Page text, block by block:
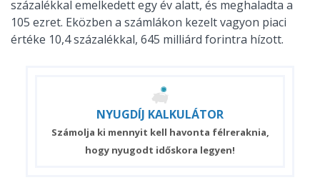
százalékkal emelkedett egy év alatt, és meghaladta a
105 ezret. Eközben a számlákon kezelt vagyon piaci
értéke 10,4 százalékkal, 645 milliárd forintra hízott.
NYUGDÍJ KALKULÁTOR
Számolja ki mennyit kell havonta félreraknia,
hogy nyugodt időskora legyen!